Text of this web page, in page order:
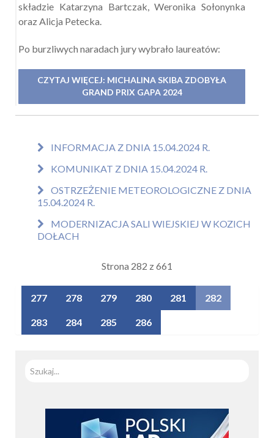
składzie Katarzyna Bartczak, Weronika Sołonynka
oraz Alicja Petecka.
Po burzliwych naradach jury wybrało laureatów:
CZYTAJ WIĘCEJ: MICHALINA SKIBA ZDOBYŁA
GRAND PRIX GAPA 2024
INFORMACJA Z DNIA 15.04.2024 R.
KOMUNIKAT Z DNIA 15.04.2024 R.
OSTRZEŻENIE METEOROLOGICZNE Z DNIA
15.04.2024 R.
MODERNIZACJA SALI WIEJSKIEJ W KOZICH
DOŁACH
Strona 282 z 661
277 278 279 280 281 282
283 284 285 286